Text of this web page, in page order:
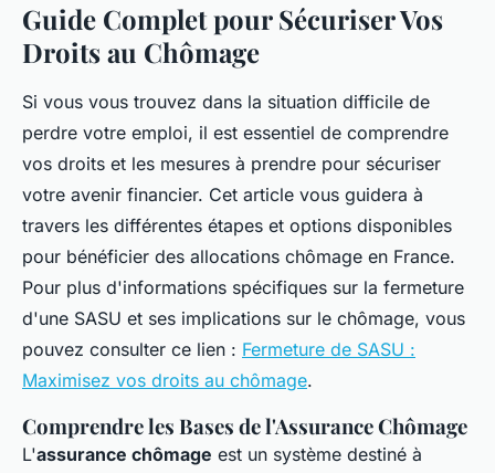
Guide Complet pour Sécuriser Vos
Droits au Chômage
Si vous vous trouvez dans la situation difficile de
perdre votre emploi, il est essentiel de comprendre
vos droits et les mesures à prendre pour sécuriser
votre avenir financier. Cet article vous guidera à
travers les différentes étapes et options disponibles
pour bénéficier des allocations chômage en France.
Pour plus d'informations spécifiques sur la fermeture
d'une SASU et ses implications sur le chômage, vous
pouvez consulter ce lien : Fermeture de SASU :
Maximisez vos droits au chômage.
Comprendre les Bases de l'Assurance Chômage
L'assurance chômage est un système destiné à